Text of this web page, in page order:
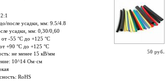
50 руб.
после усадки, мм: 9.5/4.8
усадки, мм: 0,30/0,60
-55 °C до +125 °C
+90 °С до +125 °С
не менее 15 кВ/мм
10^14 Ом·см
RoHS